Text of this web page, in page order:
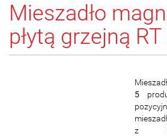
Mieszadło
płytą grzejną
5
z